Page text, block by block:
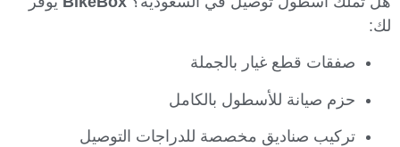
لك:
صفقات قطع غيار بالجملة
حزم صيانة للأسطول بالكامل
تركيب صناديق مخصصة للدراجات التوصيل